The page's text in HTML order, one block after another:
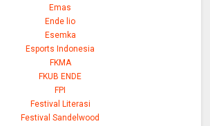
Emas
Ende lio
Esemka
Esports Indonesia
FKMA
FKUB ENDE
FPI
Festival Literasi
Festival Sandelwood